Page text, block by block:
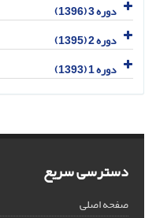
دوره 3 (1396)
دوره 2 (1395)
دوره 1 (1393)
دسترسی سریع
صفحه اصلی